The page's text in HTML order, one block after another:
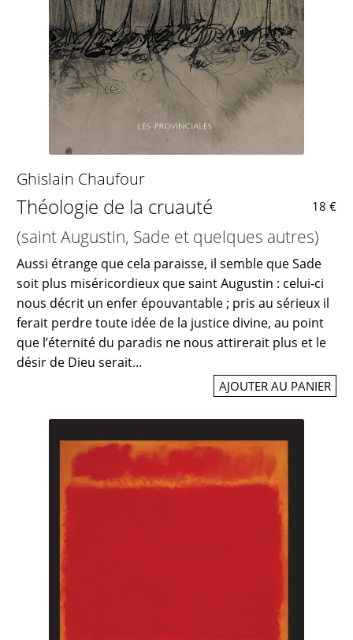
Ghislain Chaufour
Théologie de la cruauté 18 €
(saint Augustin, Sade et quelques autres)
Aussi étrange que cela paraisse, il semble que Sade
soit plus miséricordieux que saint Augustin : celui-ci
nous décrit un enfer épouvantable ; pris au sérieux il
ferait perdre toute idée de la justice divine, au point
que l’éternité du paradis ne nous attirerait plus et le
désir de Dieu serait...
AJOUTER AU PANIER